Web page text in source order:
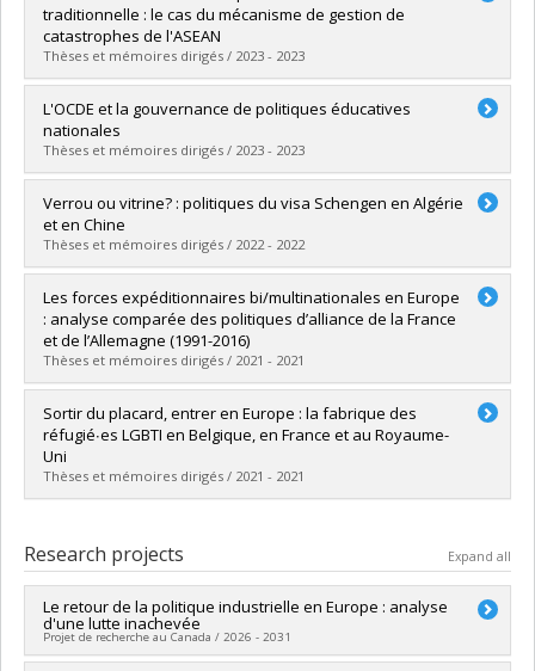
Cycle :Doctoral
Grade :Ph. D.
Lien vers le document dans Papyrus
traditionnelle : le cas du mécanisme de gestion de
catastrophes de l'ASEAN
Thèses et mémoires dirigés / 2023 - 2023
Graduate : Zhou, Yaxin
Cycle :Master's
Grade :M. Sc.
Lien vers le document dans Papyrus
L'OCDE et la gouvernance de politiques éducatives
nationales
Thèses et mémoires dirigés / 2023 - 2023
Graduate :Torkhani, Imène
Cycle :Doctoral
Grade :Ph. D.
Lien vers le document dans Papyrus
Verrou ou vitrine? : politiques du visa Schengen en Algérie
et en Chine
Thèses et mémoires dirigés / 2022 - 2022
Graduate :Dupont, Juliette
Cycle :Doctoral
Grade :Ph. D.
Lien vers le document dans Papyrus
Les forces expéditionnaires bi/multinationales en Europe
: analyse comparée des politiques d’alliance de la France
et de l’Allemagne (1991-2016)
Thèses et mémoires dirigés / 2021 - 2021
Graduate :Borzillo, Laurent
Cycle :Doctoral
Grade :
Lien vers le document dans Papyrus
Sortir du placard, entrer en Europe : la fabrique des
réfugié∙es LGBTI en Belgique, en France et au Royaume-
Uni
Thèses et mémoires dirigés / 2021 - 2021
Cycle :Doctoral
Grade :Ph. D.
Lien vers le document dans Papyrus
Research projects Expand all
Le retour de la politique industrielle en Europe : analyse
d'une lutte inachevée
Projet de recherche au Canada / 2026 - 2031